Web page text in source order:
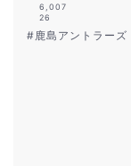
6,007
26
#鹿島アントラーズ